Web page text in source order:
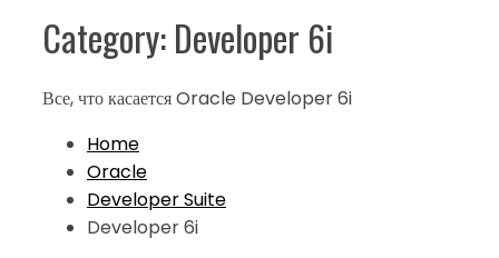
Category:Developer 6i
Все, что касается Oracle Developer 6i
Home
Oracle
Developer Suite
Developer 6i